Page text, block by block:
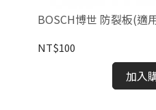
BOSCH博世 防裂板(適
NT$100
加入